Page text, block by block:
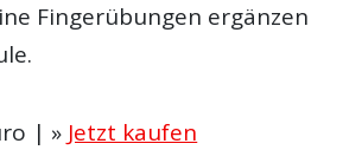
Fingerübungen ergänzen
| » Jetzt kaufen